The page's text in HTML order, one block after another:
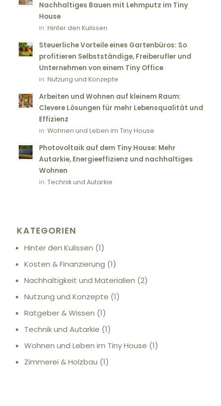
Nachhaltiges Bauen mit Lehmputz im Tiny
House
in: Hinter den Kulissen
Steuerliche Vorteile eines Gartenbüros: So
profitieren Selbstständige, Freiberufler und
Unternehmen von einem Tiny Office
in: Nutzung und Konzepte
Arbeiten und Wohnen auf kleinem Raum:
Clevere Lösungen für mehr Lebensqualität und
Effizienz
in: Wohnen und Leben im Tiny House
Photovoltaik auf dem Tiny House: Mehr
Autarkie, Energieeffizienz und nachhaltiges
Wohnen
in: Technik und Autarkie
KATEGORIEN
Hinter den Kulissen (1)
Kosten & Finanzierung (1)
Nachhaltigkeit und Materialien (2)
Nutzung und Konzepte (1)
Ratgeber & Wissen (1)
Technik und Autarkie (1)
Wohnen und Leben im Tiny House (1)
Zimmerei & Holzbau (1)